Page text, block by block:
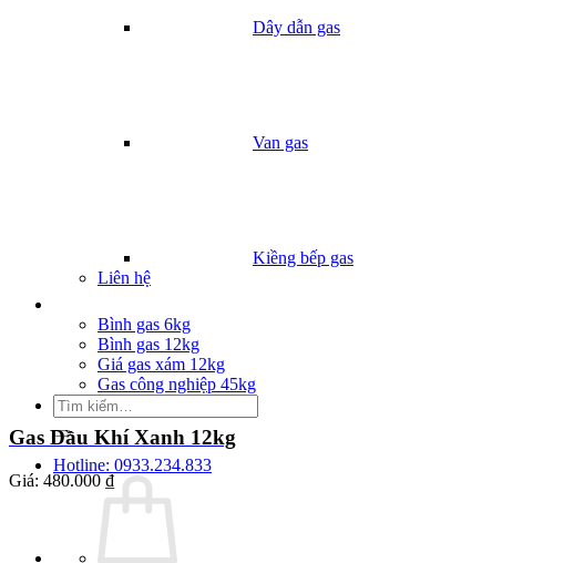
Dây dẫn gas
Van gas
Kiềng bếp gas
Liên hệ
Bình gas 6kg
Bình gas 12kg
Giá gas xám 12kg
Gas công nghiệp 45kg
Tìm
kiếm:
Hotline: 0933.234.833
Gas Dầu Khí Xanh 12kg
Giá: 480.000 ₫